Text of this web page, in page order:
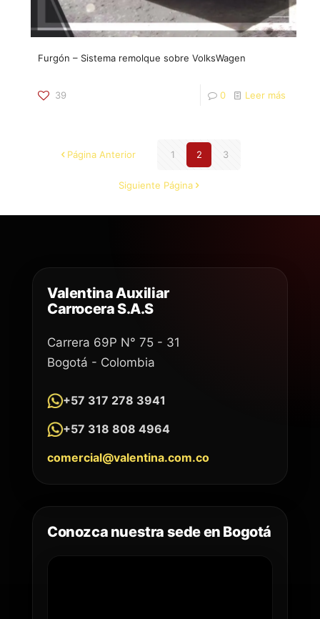
Furgón – Sistema remolque sobre VolksWagen
39 0 Leer más
Página Anterior 1 2 3
Siguiente Página
Valentina Auxiliar
Carrocera S.A.S
Carrera 69P N° 75 - 31
Bogotá - Colombia
+57 317 278 3941
+57 318 808 4964
comercial@valentina.com.co
Conozca nuestra sede en Bogotá